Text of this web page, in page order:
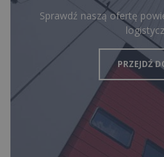
Sprawdź naszą ofertę
PRZEJDŹ